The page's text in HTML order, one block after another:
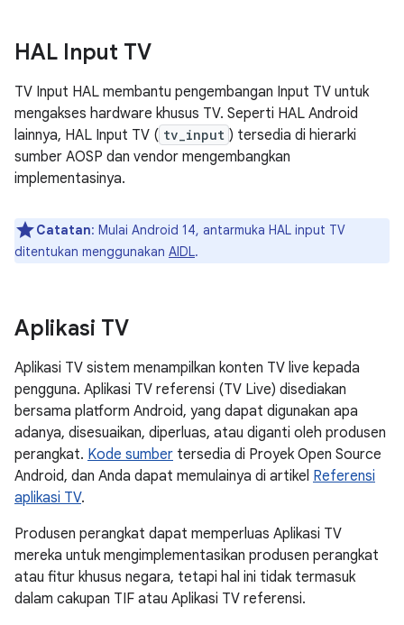
HAL Input TV
TV Input HAL membantu pengembangan Input TV untuk
mengakses hardware khusus TV. Seperti HAL Android
lainnya, HAL Input TV ( tv_input ) tersedia di hierarki
sumber AOSP dan vendor mengembangkan
implementasinya.
Catatan: Mulai Android 14, antarmuka HAL input TV
ditentukan menggunakan AIDL.
Aplikasi TV
Aplikasi TV sistem menampilkan konten TV live kepada
pengguna. Aplikasi TV referensi (TV Live) disediakan
bersama platform Android, yang dapat digunakan apa
adanya, disesuaikan, diperluas, atau diganti oleh produsen
perangkat. Kode sumber tersedia di Proyek Open Source
Android, dan Anda dapat memulainya di artikel Referensi
aplikasi TV.
Produsen perangkat dapat memperluas Aplikasi TV
mereka untuk mengimplementasikan produsen perangkat
atau fitur khusus negara, tetapi hal ini tidak termasuk
dalam cakupan TIF atau Aplikasi TV referensi.